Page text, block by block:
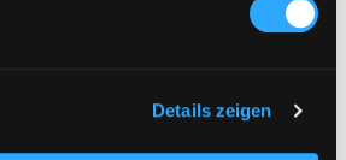
Details zeigen